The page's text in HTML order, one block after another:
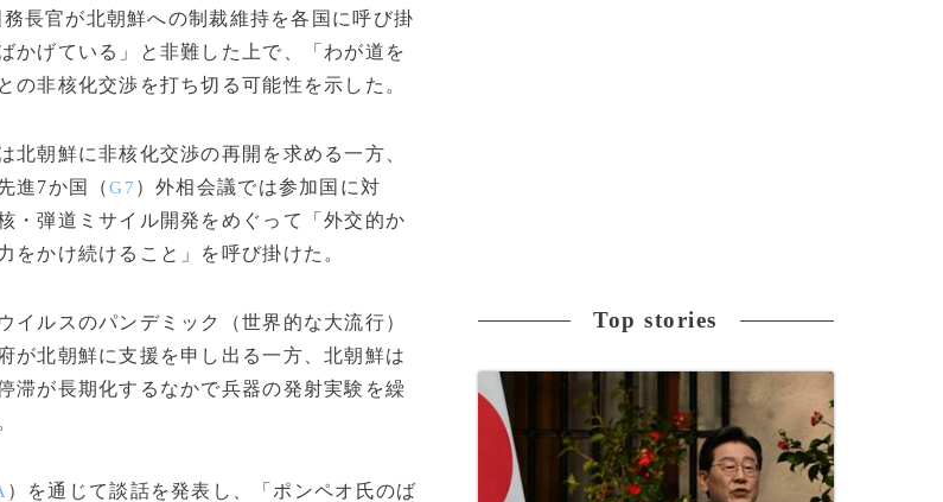
務長官が北朝鮮への制裁維持を各国に呼び掛
かげている」と非難した上で、「わが道を
の非核化交渉を打ち切る可能性を示した。
北朝鮮に非核化交渉の再開を求める一方、
進7か国（G7 ）外相会議では参加国に対
・弾道ミサイル開発をめぐって「外交的か
をかけ続けること」を呼び掛けた。
イルスのパンデミック（世界的な大流行）
が北朝鮮に支援を申し出る一方、北朝鮮は
滞が長期化するなかで兵器の発射実験を繰
）を通じて談話を発表し、「ポンペオ氏のば
Top stories